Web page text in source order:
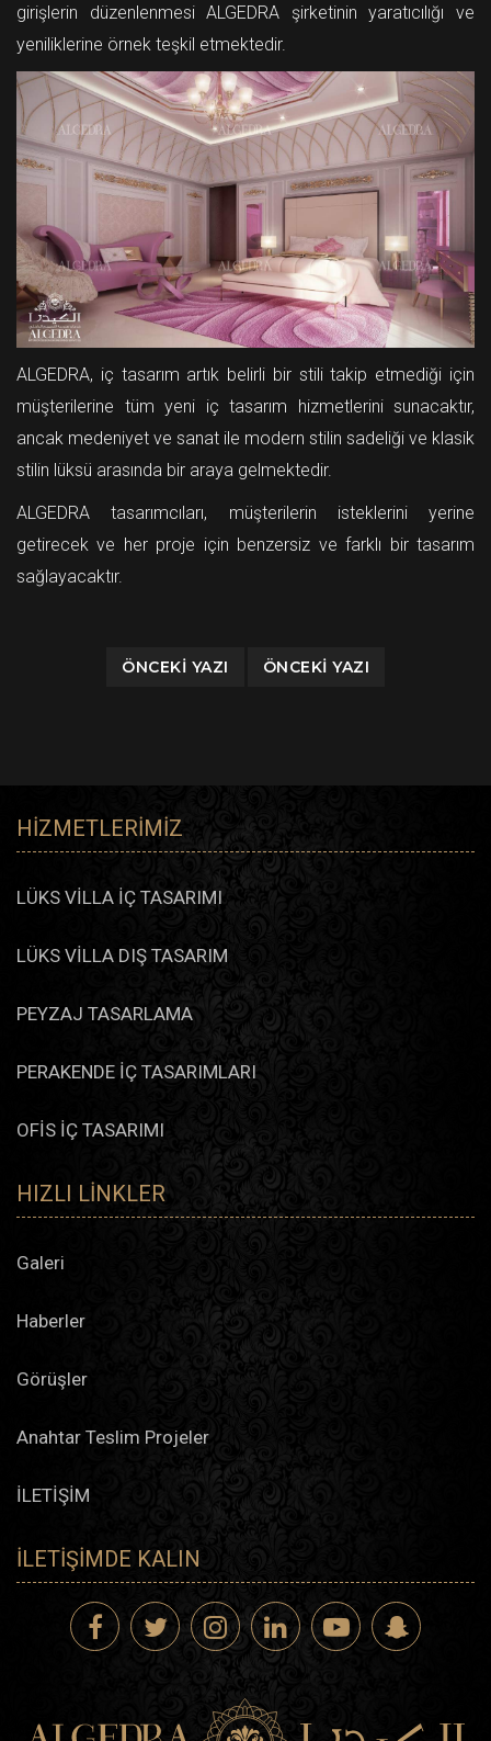
girişlerin düzenlenmesi ALGEDRA şirketinin yaratıcılığı ve
yeniliklerine örnek teşkil etmektedir.
ALGEDRA, iç tasarım artık belirli bir stili takip etmediği için
müşterilerine tüm yeni iç tasarım hizmetlerini sunacaktır,
ancak medeniyet ve sanat ile modern stilin sadeliği ve klasik
stilin lüksü arasında bir araya gelmektedir.
ALGEDRA tasarımcıları, müşterilerin isteklerini yerine
getirecek ve her proje için benzersiz ve farklı bir tasarım
sağlayacaktır.
ÖNCEKI YAZI ÖNCEKI YAZI
HIZMETLERIMIZ
LÜKS VİLLA İÇ TASARIMI
LÜKS VİLLA DIŞ TASARIM
PEYZAJ TASARLAMA
PERAKENDE İÇ TASARIMLARI
OFİS İÇ TASARIMI
HIZLI LINKLER
Galeri
Haberler
Görüşler
Anahtar Teslim Projeler
İLETİŞİM
İLETIŞIMDE KALIN